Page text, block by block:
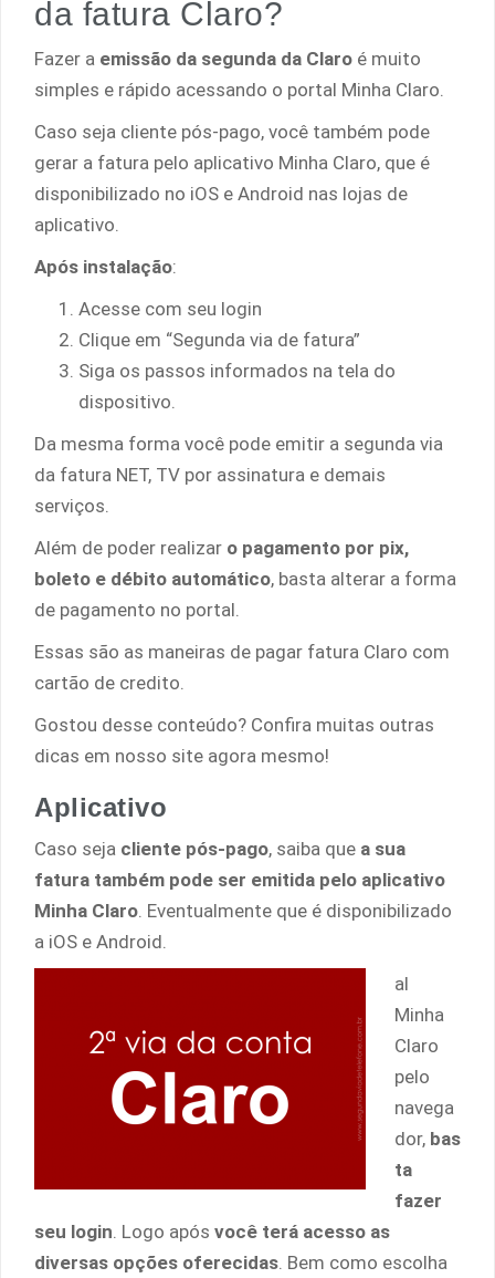
da fatura Claro?
Fazer a emissão da segunda da Claro é muito
simples e rápido acessando o portal Minha Claro.
Caso seja cliente pós-pago, você também pode
gerar a fatura pelo aplicativo Minha Claro, que é
disponibilizado no iOS e Android nas lojas de
aplicativo.
Após instalação:
Acesse com seu login
Clique em “Segunda via de fatura”
Siga os passos informados na tela do
dispositivo.
Da mesma forma você pode emitir a segunda via
da fatura NET, TV por assinatura e demais
serviços.
Além de poder realizar o pagamento por pix,
boleto e débito automático, basta alterar a forma
de pagamento no portal.
Essas são as maneiras de pagar fatura Claro com
cartão de credito.
Gostou desse conteúdo? Confira muitas outras
dicas em nosso site agora mesmo!
Aplicativo
Caso seja cliente pós-pago, saiba que a sua
fatura também pode ser emitida pelo aplicativo
Minha Claro. Eventualmente que é disponibilizado
a iOS e Android.
al
Minha
Claro
pelo
navega
dor, bas
ta
fazer
seu login. Logo após você terá acesso as
diversas opções oferecidas. Bem como escolha